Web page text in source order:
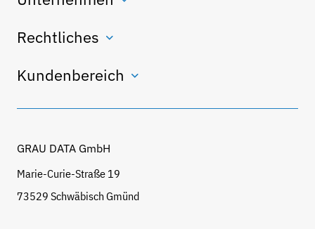
Rechtliches
Kundenbereich
GRAU DATA GmbH
Marie-Curie-Straße 19
73529 Schwäbisch Gmünd